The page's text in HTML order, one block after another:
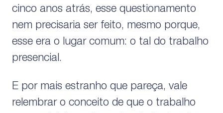
cinco anos atrás, esse questionamento
nem precisaria ser feito, mesmo porque,
esse era o lugar comum: o tal do trabalho
presencial.
E por mais estranho que pareça, vale
relembrar o conceito de que o trabalho